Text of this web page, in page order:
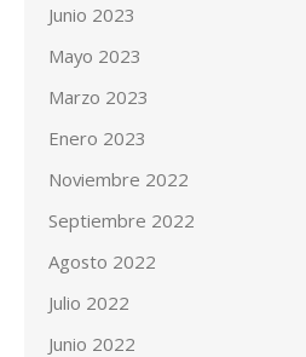
Junio 2023
Mayo 2023
Marzo 2023
Enero 2023
Noviembre 2022
Septiembre 2022
Agosto 2022
Julio 2022
Junio 2022